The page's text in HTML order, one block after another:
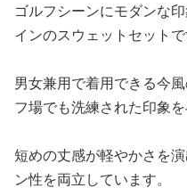
ゴルフシーンにモダンな
インのスウェットセットで
男女兼用で着用できる今
フ場でも洗練された印象を
短めの丈感が軽やかさを
ン性を両立しています。